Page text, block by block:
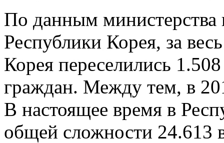
По данным министерства
Республики Корея, за
Корея переселились
граждан. Между тем, в
В настоящее время в
общей сложности 24.613